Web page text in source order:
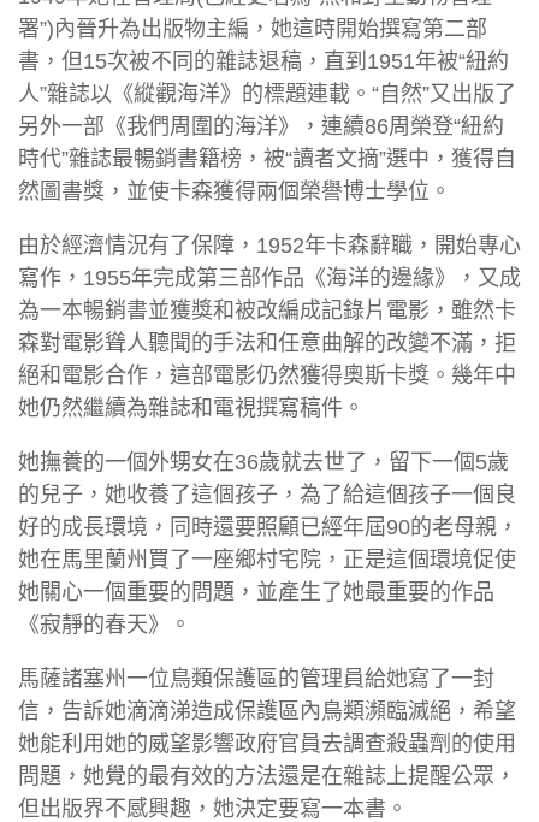
署”)內晉升為出版物主編，她這時開始撰寫第二部
書，但15次被不同的雜誌退稿，直到1951年被“紐約
人”雜誌以《縱觀海洋》的標題連載。“自然”又出版了
另外一部《我們周圍的海洋》，連續86周榮登“紐約
時代”雜誌最暢銷書籍榜，被“讀者文摘”選中，獲得自
然圖書獎，並使卡森獲得兩個榮譽博士學位。
由於經濟情況有了保障，1952年卡森辭職，開始專心
寫作，1955年完成第三部作品《海洋的邊緣》，又成
為一本暢銷書並獲獎和被改編成記錄片電影，雖然卡
森對電影聳人聽聞的手法和任意曲解的改變不滿，拒
絕和電影合作，這部電影仍然獲得奧斯卡獎。幾年中
她仍然繼續為雜誌和電視撰寫稿件。
她撫養的一個外甥女在36歲就去世了，留下一個5歲
的兒子，她收養了這個孩子，為了給這個孩子一個良
好的成長環境，同時還要照顧已經年屆90的老母親，
她在馬里蘭州買了一座鄉村宅院，正是這個環境促使
她關心一個重要的問題，並產生了她最重要的作品
《寂靜的春天》。
馬薩諸塞州一位鳥類保護區的管理員給她寫了一封
信，告訴她滴滴涕造成保護區內鳥類瀕臨滅絕，希望
她能利用她的威望影響政府官員去調查殺蟲劑的使用
問題，她覺的最有效的方法還是在雜誌上提醒公眾，
但出版界不感興趣，她決定要寫一本書。